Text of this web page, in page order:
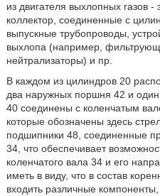
из двигателя выхлопных газов -
коллектор, соединенные с
выпускные трубопроводы,
выхлопа (например,
нейтрализаторы) и пр.
В каждом из цилиндров 20
два наружных поршня 42 и
40 соединены с коленчатым
которые обозначены здесь
подшипники 48, соединенные
34, что обеспечивает
коленчатого вала 34 и его
иметь в виду, что в состав
входить различные